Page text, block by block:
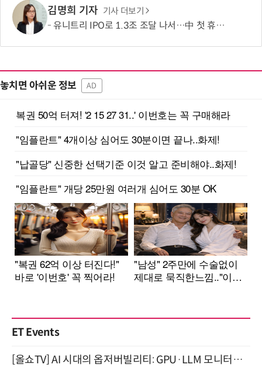
김명희 기자 기사 더보기
유니트리 IPO로 1.3조 조달 나서…中 첫 휴머노이드 상장사 탄생 임박
놓치면 아쉬운 정보 AD
ET Events
[올쇼TV] AI 시대의 옵저버빌리티: GPU·LLM 모니터링부터 AI 기반 장애 대응까지 (8/11 생방송)